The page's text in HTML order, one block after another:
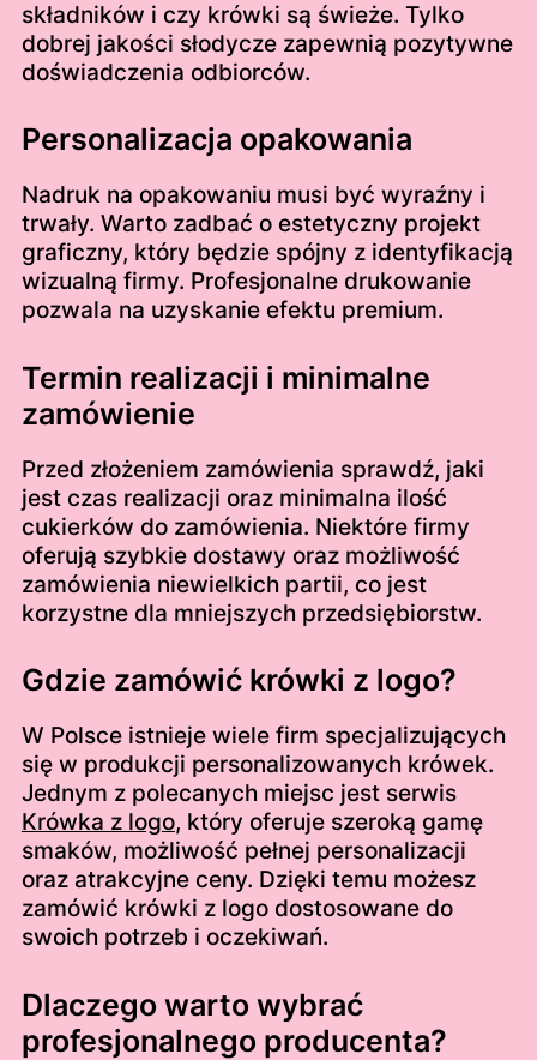
składników i czy krówki są świeże. Tylko
dobrej jakości słodycze zapewnią pozytywne
doświadczenia odbiorców.
Personalizacja opakowania
Nadruk na opakowaniu musi być wyraźny i
trwały. Warto zadbać o estetyczny projekt
graficzny, który będzie spójny z identyfikacją
wizualną firmy. Profesjonalne drukowanie
pozwala na uzyskanie efektu premium.
Termin realizacji i minimalne
zamówienie
Przed złożeniem zamówienia sprawdź, jaki
jest czas realizacji oraz minimalna ilość
cukierków do zamówienia. Niektóre firmy
oferują szybkie dostawy oraz możliwość
zamówienia niewielkich partii, co jest
korzystne dla mniejszych przedsiębiorstw.
Gdzie zamówić krówki z logo?
W Polsce istnieje wiele firm specjalizujących
się w produkcji personalizowanych krówek.
Jednym z polecanych miejsc jest serwis
Krówka z logo, który oferuje szeroką gamę
smaków, możliwość pełnej personalizacji
oraz atrakcyjne ceny. Dzięki temu możesz
zamówić krówki z logo dostosowane do
swoich potrzeb i oczekiwań.
Dlaczego warto wybrać
profesjonalnego producenta?